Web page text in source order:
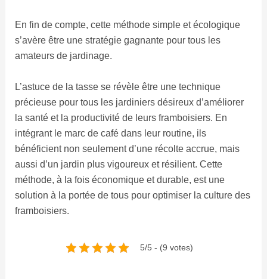
En fin de compte, cette méthode simple et écologique
s’avère être une stratégie gagnante pour tous les
amateurs de jardinage.
L’astuce de la tasse se révèle être une technique
précieuse pour tous les jardiniers désireux d’améliorer
la santé et la productivité de leurs framboisiers. En
intégrant le marc de café dans leur routine, ils
bénéficient non seulement d’une récolte accrue, mais
aussi d’un jardin plus vigoureux et résilient. Cette
méthode, à la fois économique et durable, est une
solution à la portée de tous pour optimiser la culture des
framboisiers.
5/5 - (9 votes)